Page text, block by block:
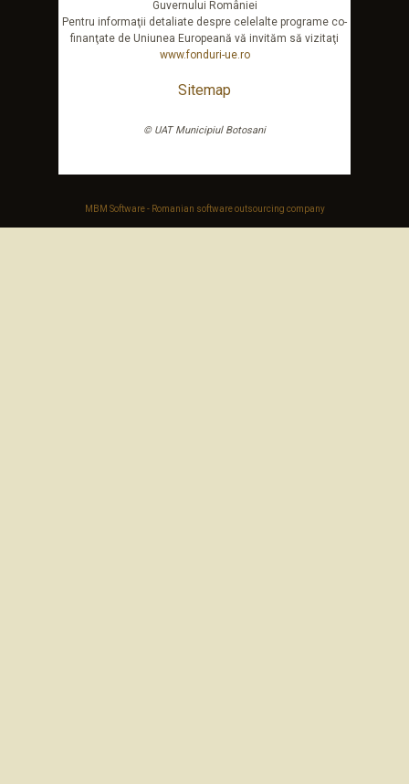
Guvernului României
Pentru informaţii detaliate despre celelalte programe co-
finanţate de Uniunea Europeană vă invităm să vizitaţi
www.fonduri-ue.ro
Sitemap
© UAT Municipiul Botosani
MBM Software - Romanian software outsourcing company